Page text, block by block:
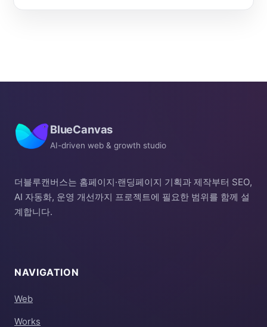
BlueCanvas
AI-driven web & growth studio
더블루캔버스는 홈페이지·랜딩페이지 기획과 제작부터 SEO,
AI 자동화, 운영 개선까지 프로젝트에 필요한 범위를 함께 설
계합니다.
NAVIGATION
Web
Works